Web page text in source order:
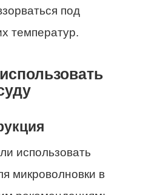
под
температур.
использовать
микроволновки в